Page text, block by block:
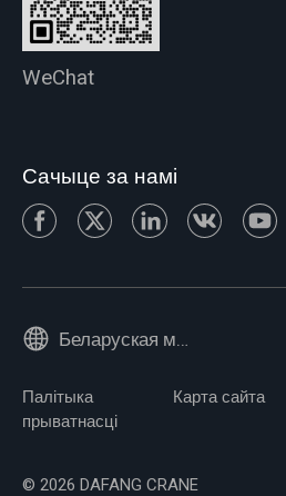
WeChat
Сачыце за намі
Беларуская мова
Палітыка
прыватнасці
Карта сайта
© 2026 DAFANG CRANE